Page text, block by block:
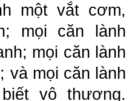
một vắt cơm,
mọi căn lành
mọi căn lành
và mọi căn lành
vô thượng.